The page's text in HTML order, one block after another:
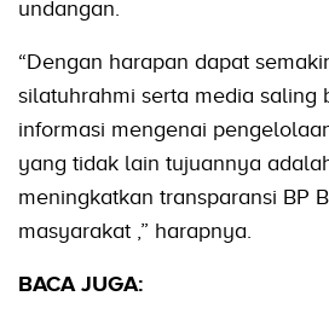
undangan.
“Dengan harapan dapat
silatuhrahmi serta media saling
informasi mengenai
yang tidak lain tujuannya
meningkatkan transparansi BP
masyarakat ,” harapnya.
BACA JUGA: